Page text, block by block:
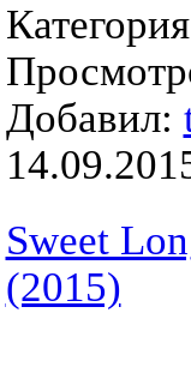
Добавил:
Sweet
(2015)